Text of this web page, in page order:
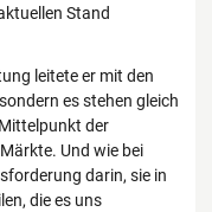
Stand
leitete er mit den
es stehen gleich
der
Und wie bei
darin, sie in
die es uns